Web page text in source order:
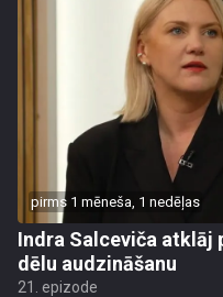
pirms 1 mēneša, 1 nedēļas
Indra Salceviča atklāj
dēlu audzināšanu
21. epizode